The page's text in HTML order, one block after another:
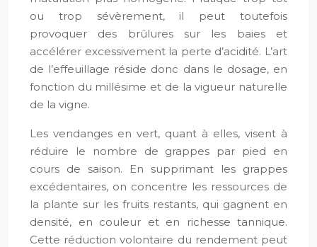
ou trop sévèrement, il peut toutefois
provoquer des brûlures sur les baies et
accélérer excessivement la perte d’acidité. L’art
de l’effeuillage réside donc dans le dosage, en
fonction du millésime et de la vigueur naturelle
de la vigne.
Les vendanges en vert, quant à elles, visent à
réduire le nombre de grappes par pied en
cours de saison. En supprimant les grappes
excédentaires, on concentre les ressources de
la plante sur les fruits restants, qui gagnent en
densité, en couleur et en richesse tannique.
Cette réduction volontaire du rendement peut